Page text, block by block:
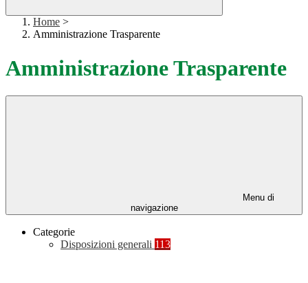
Home >
Amministrazione Trasparente
Amministrazione Trasparente
Menu di
navigazione
Categorie
Disposizioni generali 113